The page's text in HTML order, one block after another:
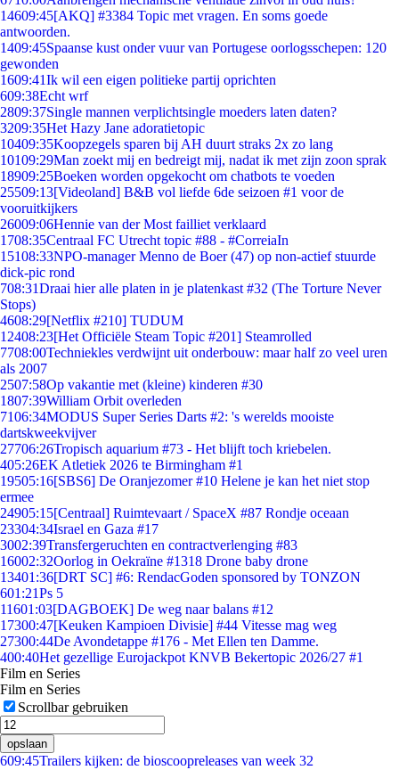
14609:45[AKQ] #3384 Topic met vragen. En soms goede
antwoorden.
1409:45Spaanse kust onder vuur van Portugese oorlogsschepen: 120
gewonden
1609:41Ik wil een eigen politieke partij oprichten
609:38Echt wrf
2809:37Single mannen verplichtsingle moeders laten daten?
3209:35Het Hazy Jane adoratietopic
10409:35Koopzegels sparen bij AH duurt straks 2x zo lang
10109:29Man zoekt mij en bedreigt mij, nadat ik met zijn zoon sprak
18909:25Boeken worden opgekocht om chatbots te voeden
25509:13[Videoland] B&B vol liefde 6de seizoen #1 voor de
vooruitkijkers
26009:06Hennie van der Most failliet verklaard
1708:35Centraal FC Utrecht topic #88 - #CorreiaIn
15108:33NPO-manager Menno de Boer (47) op non-actief stuurde
dick-pic rond
708:31Draai hier alle platen in je platenkast #32 (The Torture Never
Stops)
4608:29[Netflix #210] TUDUM
12408:23[Het Officiële Steam Topic #201] Steamrolled
7708:00Techniekles verdwijnt uit onderbouw: maar half zo veel uren
als 2007
2507:58Op vakantie met (kleine) kinderen #30
1807:39William Orbit overleden
7106:34MODUS Super Series Darts #2: 's werelds mooiste
dartskweekvijver
27706:26Tropisch aquarium #73 - Het blijft toch kriebelen.
405:26EK Atletiek 2026 te Birmingham #1
19505:16[SBS6] De Oranjezomer #10 Helene je kan het niet stop
ermee
24905:15[Centraal] Ruimtevaart / SpaceX #87 Rondje oceaan
23304:34Israel en Gaza #17
3002:39Transfergeruchten en contractverlenging #83
16002:32Oorlog in Oekraïne #1318 Drone baby drone
13401:36[DRT SC] #6: RendacGoden sponsored by TONZON
601:21Ps 5
11601:03[DAGBOEK] De weg naar balans #12
17300:47[Keuken Kampioen Divisie] #44 Vitesse mag weg
27300:44De Avondetappe #176 - Met Ellen ten Damme.
400:40Het gezellige Eurojackpot KNVB Bekertopic 2026/27 #1
Film en Series
Film en Series
Scrollbar gebruiken
opslaan
609:45Trailers kijken: de bioscoopreleases van week 32